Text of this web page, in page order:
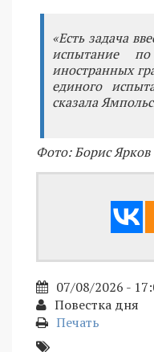
«Есть задача
испытание
иностранных
единого
сказала
Фото: Борис Ярков
07/08/2026 -
Повестка дня
Печать